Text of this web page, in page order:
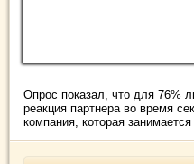
Опрос показал, что для 76%
реакция партнера во время
компания, которая занимается